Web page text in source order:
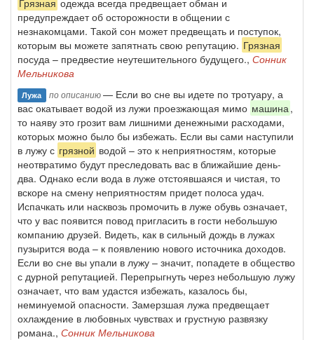
Грязная одежда всегда предвещает обман и
предупреждает об осторожности в общении с
незнакомцами. Такой сон может предвещать и поступок,
которым вы можете запятнать свою репутацию. Грязная
посуда – предвестие неутешительного будущего., Сонник
Мельникова
Лужа по описанию— Если во сне вы идете по тротуару, а
вас окатывает водой из лужи проезжающая мимо машина,
то наяву это грозит вам лишними денежными расходами,
которых можно было бы избежать. Если вы сами наступили
в лужу с грязной водой – это к неприятностям, которые
неотвратимо будут преследовать вас в ближайшие день-
два. Однако если вода в луже отстоявшаяся и чистая, то
вскоре на смену неприятностям придет полоса удач.
Испачкать или насквозь промочить в луже обувь означает,
что у вас появится повод пригласить в гости небольшую
компанию друзей. Видеть, как в сильный дождь в лужах
пузырится вода – к появлению нового источника доходов.
Если во сне вы упали в лужу – значит, попадете в общество
с дурной репутацией. Перепрыгнуть через небольшую лужу
означает, что вам удастся избежать, казалось бы,
неминуемой опасности. Замерзшая лужа предвещает
охлаждение в любовных чувствах и грустную развязку
романа., Сонник Мельникова